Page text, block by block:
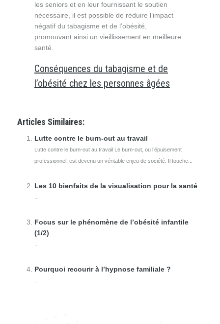
les seniors et en leur fournissant le soutien
nécessaire, il est possible de réduire l’impact
négatif du tabagisme et de l’obésité,
promouvant ainsi un vieillissement en meilleure
santé.
Conséquences du tabagisme et de
l’obésité chez les personnes âgées
Articles Similaires:
Lutte contre le burn-out au travail
Lutte contre le burn-out au travail Le burn-out, ou l’épuisement
professionnel, est devenu un véritable enjeu de société. Il touche...
Les 10 bienfaits de la visualisation pour la santé
Focus sur le phénomène de l’obésité infantile
(1/2)
Pourquoi recourir à l’hypnose familiale ?